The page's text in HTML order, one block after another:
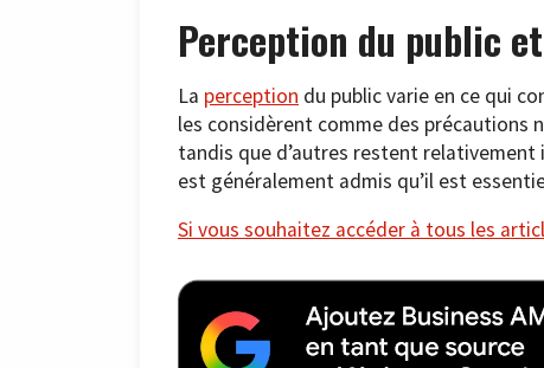
Perception du public
La perception du public varie en ce qui
les considèrent comme des précautions
tandis que d’autres restent
est généralement admis qu’il est
Si vous souhaitez accéder à tous les